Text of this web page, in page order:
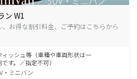
ン W1
、お得な割引料金、ご予約はこちらから
ィッシュ等（車種や車両形状は一
です。／指定不可）
・ミニバン